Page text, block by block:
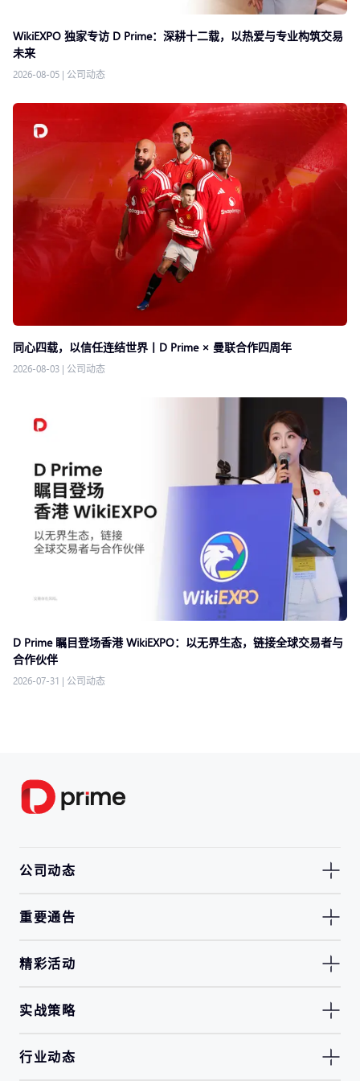
WikiEXPO 独家专访 D Prime：深耕十二载，以热爱与专业构筑交易
未来
2026-08-05 | 公司动态
同心四载，以信任连结世界丨D Prime × 曼联合作四周年
2026-08-03 | 公司动态
D Prime 瞩目登场香港 WikiEXPO：以无界生态，链接全球交易者与
合作伙伴
2026-07-31 | 公司动态
公司动态
重要通告
精彩活动
实战策略
行业动态